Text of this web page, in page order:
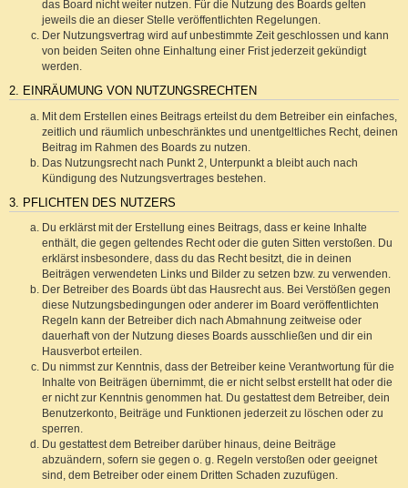
das Board nicht weiter nutzen. Für die Nutzung des Boards gelten
jeweils die an dieser Stelle veröffentlichten Regelungen.
Der Nutzungsvertrag wird auf unbestimmte Zeit geschlossen und kann
von beiden Seiten ohne Einhaltung einer Frist jederzeit gekündigt
werden.
2. EINRÄUMUNG VON NUTZUNGSRECHTEN
Mit dem Erstellen eines Beitrags erteilst du dem Betreiber ein einfaches,
zeitlich und räumlich unbeschränktes und unentgeltliches Recht, deinen
Beitrag im Rahmen des Boards zu nutzen.
Das Nutzungsrecht nach Punkt 2, Unterpunkt a bleibt auch nach
Kündigung des Nutzungsvertrages bestehen.
3. PFLICHTEN DES NUTZERS
Du erklärst mit der Erstellung eines Beitrags, dass er keine Inhalte
enthält, die gegen geltendes Recht oder die guten Sitten verstoßen. Du
erklärst insbesondere, dass du das Recht besitzt, die in deinen
Beiträgen verwendeten Links und Bilder zu setzen bzw. zu verwenden.
Der Betreiber des Boards übt das Hausrecht aus. Bei Verstößen gegen
diese Nutzungsbedingungen oder anderer im Board veröffentlichten
Regeln kann der Betreiber dich nach Abmahnung zeitweise oder
dauerhaft von der Nutzung dieses Boards ausschließen und dir ein
Hausverbot erteilen.
Du nimmst zur Kenntnis, dass der Betreiber keine Verantwortung für die
Inhalte von Beiträgen übernimmt, die er nicht selbst erstellt hat oder die
er nicht zur Kenntnis genommen hat. Du gestattest dem Betreiber, dein
Benutzerkonto, Beiträge und Funktionen jederzeit zu löschen oder zu
sperren.
Du gestattest dem Betreiber darüber hinaus, deine Beiträge
abzuändern, sofern sie gegen o. g. Regeln verstoßen oder geeignet
sind, dem Betreiber oder einem Dritten Schaden zuzufügen.